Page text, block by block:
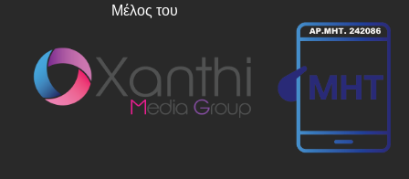
Μέλος του